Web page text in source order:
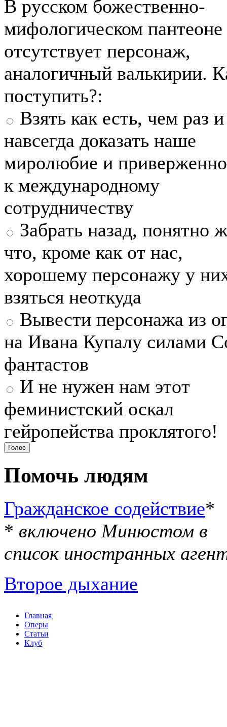
В русском божественно-
мифологическом пантеоне
отсутствует персонаж,
аналогичный валькирии.
поступить?:
Взять как есть, чем раз и
навсегда доказать наше
миролюбие и
к международному
сотрудничеству
Забрать назад, понятно
что, кроме как от нас,
хорошему персонажу у
взяться неоткуда
Вывести персонажа из
на Ивана Купалу силами
фантастов
И не нужен нам этот
феминистский оскал
гейропейства проклятого!
Помочь людям
Гражданское содействие*
* включено Минюстом в
список иностранных
Второе дыхание
Главная
Оперы
Статьи
Клуб